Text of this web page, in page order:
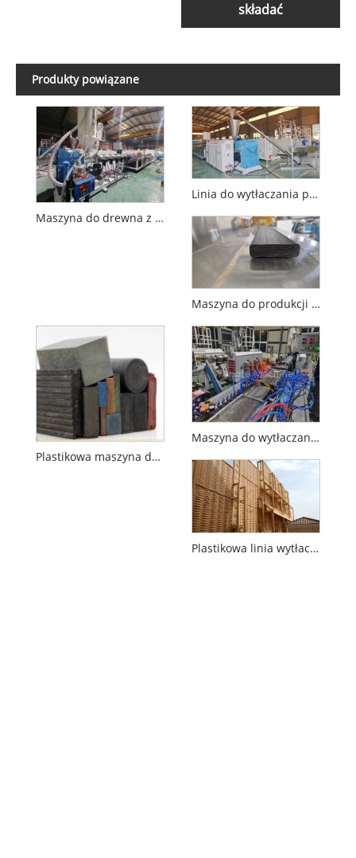
składać
Produkty powiązane
Maszyna do drewna z tworzywa sztucznego
Linia do wytłaczania profili z tworzywa sztucznego z 4 wnękami
Maszyna do produkcji paneli z tworzywa sztucznego
Plastikowa maszyna do drewna
Maszyna do wytłaczania tarcicy z tworzywa sztucznego PE / PP do ponownego wykorzystania odpadów folii z tworzywa sztucznego
Plastikowa linia wytłaczania drewna